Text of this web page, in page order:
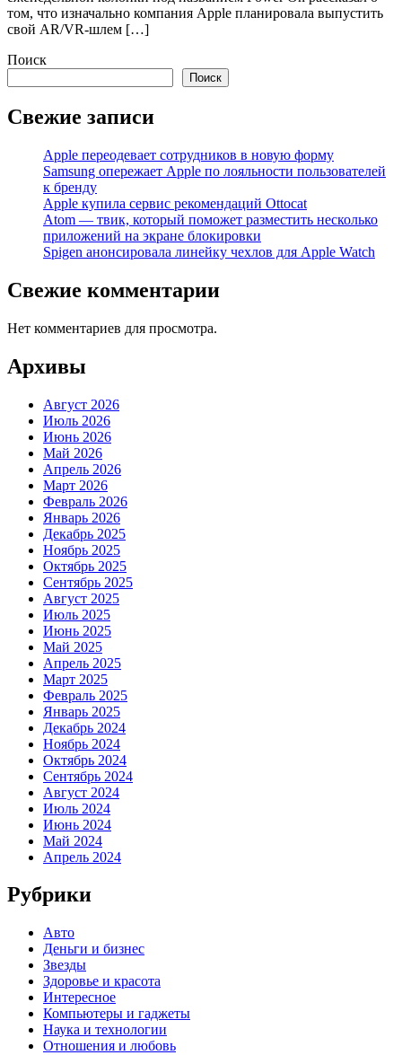
том, что изначально компания Apple планировала выпустить
свой AR/VR-шлем […]
Поиск
Поиск
Свежие записи
Apple переодевает сотрудников в новую форму
Samsung опережает Apple по лояльности пользователей
к бренду
Apple купила сервис рекомендаций Ottocat
Atom — твик, который поможет разместить несколько
приложений на экране блокировки
Spigen анонсировала линейку чехлов для Apple Watch
Свежие комментарии
Нет комментариев для просмотра.
Архивы
Август 2026
Июль 2026
Июнь 2026
Май 2026
Апрель 2026
Март 2026
Февраль 2026
Январь 2026
Декабрь 2025
Ноябрь 2025
Октябрь 2025
Сентябрь 2025
Август 2025
Июль 2025
Июнь 2025
Май 2025
Апрель 2025
Март 2025
Февраль 2025
Январь 2025
Декабрь 2024
Ноябрь 2024
Октябрь 2024
Сентябрь 2024
Август 2024
Июль 2024
Июнь 2024
Май 2024
Апрель 2024
Рубрики
Авто
Деньги и бизнес
Звезды
Здоровье и красота
Интересное
Компьютеры и гаджеты
Наука и технологии
Отношения и любовь